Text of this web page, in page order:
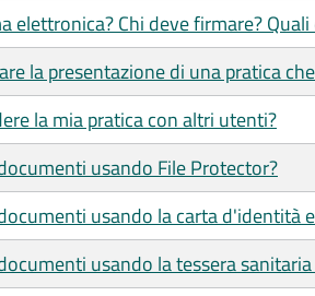
elettronica? Chi deve firmare?
la presentazione di una pratica
la mia pratica con altri utenti?
usando File Protector?
usando la carta d'identità
usando la tessera sanitaria